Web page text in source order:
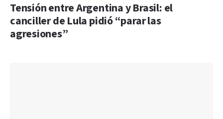
Tensión entre Argentina y Brasil: el
canciller de Lula pidió “parar las
agresiones”